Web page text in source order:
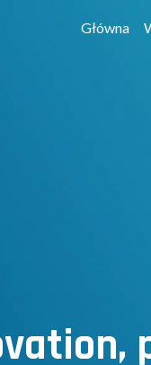
Główna